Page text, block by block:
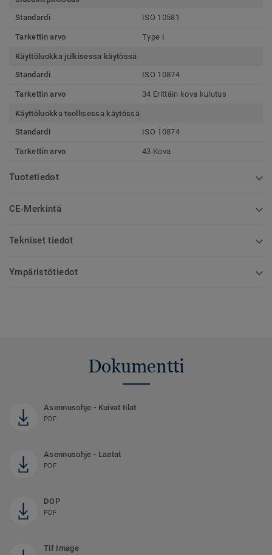
Standardi
ISO 10581
Tarkettin arvo Type I
Käyttöluokka julkisessa käytössä
Standardi
ISO 10874
Tarkettin arvo 34 Erittäin kova kulutus
Käyttöluokka teollisessa käytössä
Standardi
ISO 10874
Tarkettin arvo 43 Kova
Tuotetiedot
CE-Merkintä
Tekniset tiedot
Ympäristötiedot
Dokumentti
Asennusohje - Kuivat tilat
PDF
Asennusohje - Laatat
PDF
DOP
PDF
Tif Image